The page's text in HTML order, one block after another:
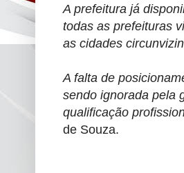
A prefeitura já
todas as prefeituras
as cidades
A falta de
sendo ignorada pela
qualificação
de Souza.